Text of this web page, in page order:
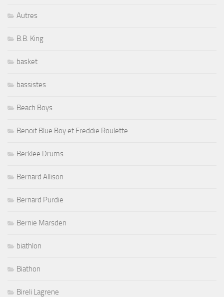
Autres
B.B. King
basket
bassistes
Beach Boys
Benoit Blue Boy et Freddie Roulette
Berklee Drums
Bernard Allison
Bernard Purdie
Bernie Marsden
biathlon
Biathon
Bireli Lagrene